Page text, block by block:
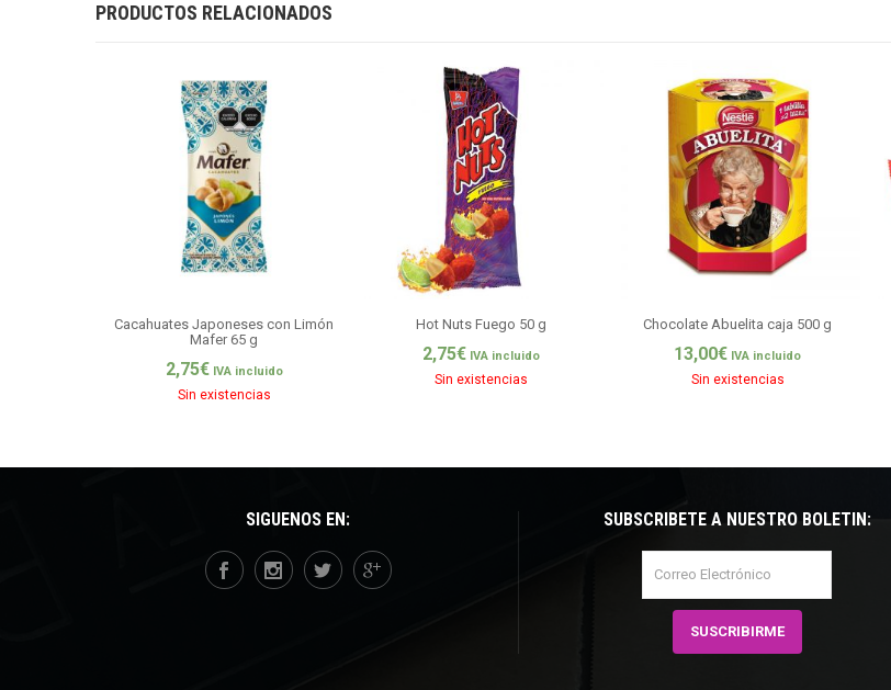
PRODUCTOS RELACIONADOS
Cacahuates Japoneses con Limón
Mafer 65 g
2,75€ IVA incluido
Sin existencias
Hot Nuts Fuego 50 g
2,75€ IVA incluido
Sin existencias
Chocolate Abuelita caja 500 g
13,00€ IVA incluido
Sin existencias
SÍGUENOS EN: SUBSCRÍBETE A NUESTRO BOLETÍN: